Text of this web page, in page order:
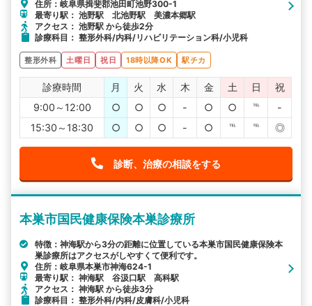
住所：岐阜県揖斐郡池田町池野300-1
最寄り駅： 池野駅 北池野駅 美濃本郷駅
アクセス： 池野駅 から徒歩2分
診療科目： 整形外科/内科/リハビリテーション科/小児科
整形外科 土曜日 祝日 18時以降OK 駅チカ
診療時間 月 火 水 木 金 土 日
祝
9:00～12:00
○ ○ ○ - ○ ○ ℡
-
15:30～18:30
○ ○ ○ - ○ ℡ ℡ ◎
診断、治療の相談をする
本巣市国民健康保険本巣診療所
特徴：神海駅から3分の距離に位置している本巣市国民健康保険本
巣診療所はアクセスがしやすくて便利です。
住所：岐阜県本巣市神海624-1
最寄り駅： 神海駅 谷汲口駅 高科駅
アクセス： 神海駅 から徒歩3分
診療科目： 整形外科/内科/皮膚科/小児科